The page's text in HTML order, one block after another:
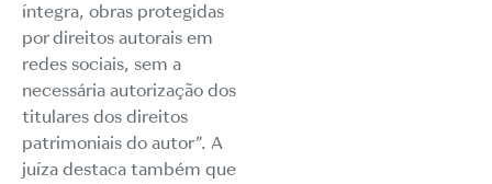
íntegra, obras protegidas
por direitos autorais em
redes sociais, sem a
necessária autorização dos
titulares dos direitos
patrimoniais do autor”. A
juíza destaca também que